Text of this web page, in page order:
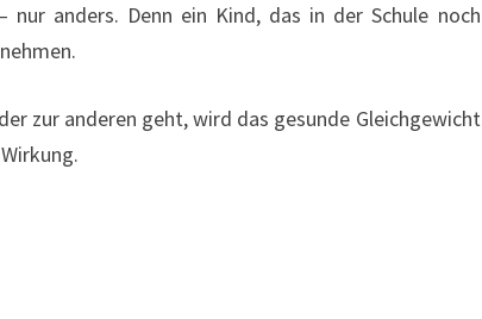
anders. Denn ein Kind, das in der Schule noch
zur anderen geht, wird das gesunde Gleichgewicht